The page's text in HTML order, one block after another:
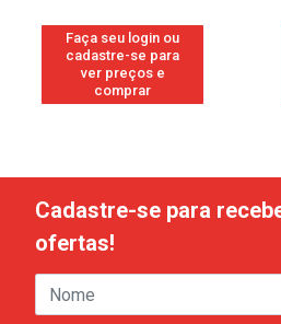
Faça seu login ou
cadastre-se para
ver preços e
comprar
Cadastre-se para
ofertas!